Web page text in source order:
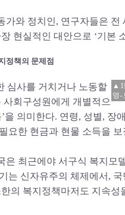
가와 정치인, 연구자들은
현실적인 대안으로 ‘기본
정책의 문제점
▲ 1
영 -
심사를 거치거나 노동할
회구성원에게 개별적으
을 의미한다. 연령, 성별,
요한 현금과 현물 소득을
은 최근에야 서구식 복지모
는 신자유주의 체제에서,
의 복지정책마저도 지속